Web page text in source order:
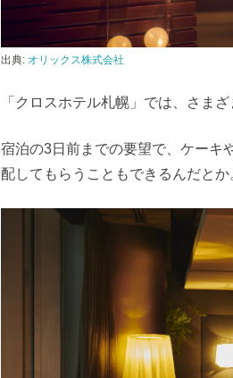
出典: オリックス株式会社
「クロスホテル札幌」では、さま
宿泊の3日前までの要望で、ケーキ
配してもらうこともできるんだとか